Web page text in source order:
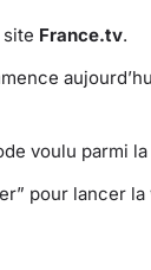
France.tv.
voulu parmi
pour lancer la